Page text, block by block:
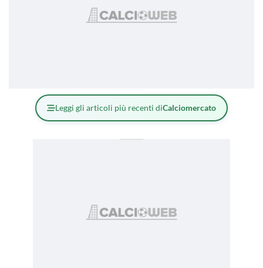
Leggi gli articoli più recenti diCalciomercato